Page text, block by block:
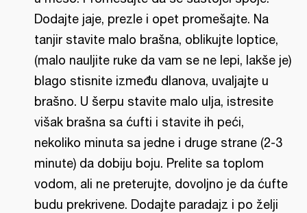
Dodajte jaje, prezle i opet promešajte. Na
tanjir stavite malo brašna, oblikujte loptice,
(malo nauljite ruke da vam se ne lepi, lakše je)
blago stisnite između dlanova, uvaljajte u
brašno. U šerpu stavite malo ulja, istresite
višak brašna sa ćufti i stavite ih peći,
nekoliko minuta sa jedne i druge strane (2-3
minute) da dobiju boju. Prelite sa toplom
vodom, ali ne preterujte, dovoljno je da ćufte
budu prekrivene. Dodajte paradajz i po želji